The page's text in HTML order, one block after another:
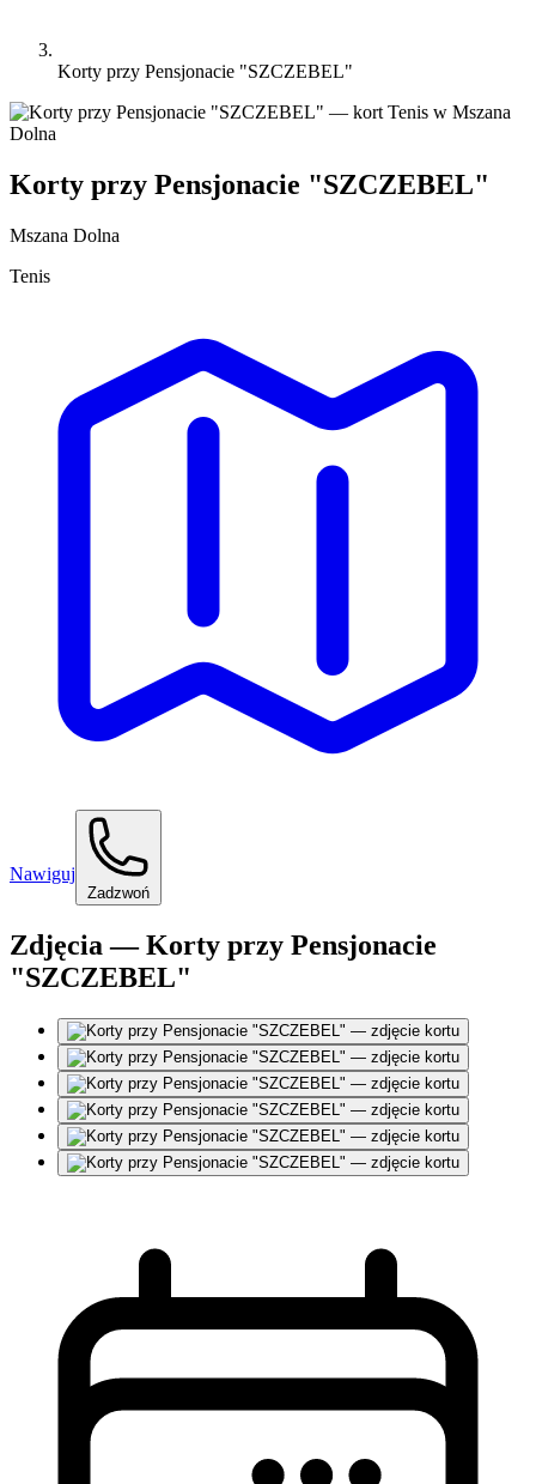
Korty przy Pensjonacie "SZCZEBEL"
Korty przy Pensjonacie "SZCZEBEL"
Mszana Dolna
Tenis
Nawiguj
Zadzwoń
Zdjęcia — Korty przy Pensjonacie
"SZCZEBEL"